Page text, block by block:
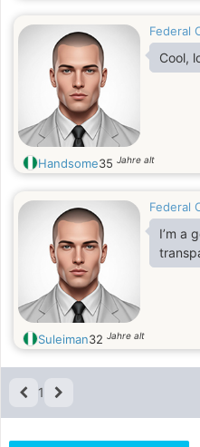
Federal
Cool,
Handsome35 Jahre alt
Federal
I’m a
Suleiman32 Jahre alt
1